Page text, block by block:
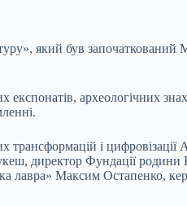
який був започаткований
археологічних
і цифровізації
директор Фундації
Максим Остапенко,